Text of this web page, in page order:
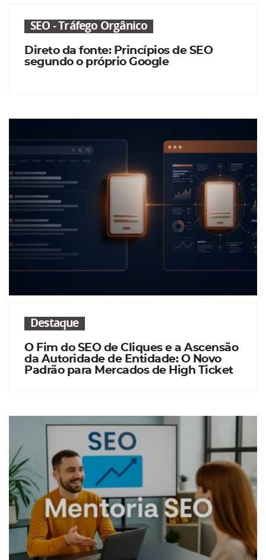
SEO - Tráfego Orgânico
Direto da fonte: Princípios de SEO
segundo o próprio Google
Destaque
O Fim do SEO de Cliques e a Ascensão
da Autoridade de Entidade: O Novo
Padrão para Mercados de High Ticket